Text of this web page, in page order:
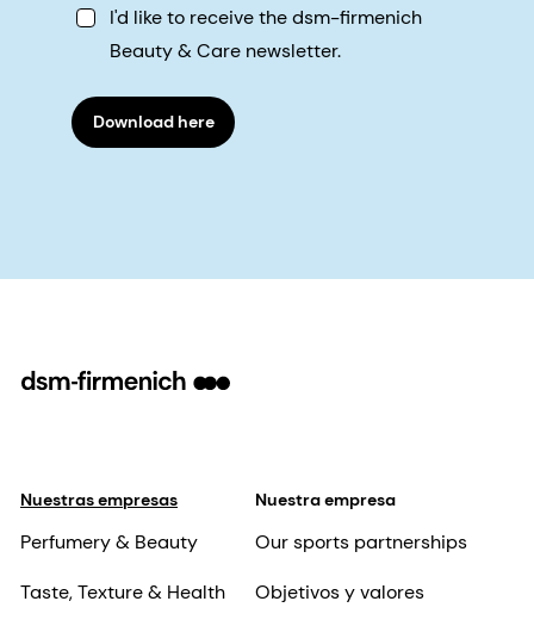
I'd like to receive the dsm-firmenich
Beauty & Care newsletter.
Download here
Nuestras empresas
Perfumery & Beauty
Taste, Texture & Health
Nuestra empresa
Our sports partnerships
Objetivos y valores